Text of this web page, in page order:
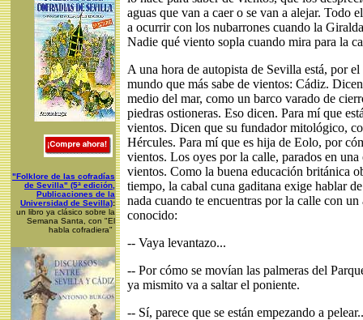
"Folklore de las cofradías
de Sevilla" (5ª edición,
Publicaciones de la
Universidad de Sevilla):
un libro ya clásico sobre la
Semana Santa, con "El
habla cofradiera"
aguas que van a caer o se van a alejar. Todo
a ocurrir con los nubarrones cuando la
Nadie qué viento sopla cuando mira para la
A una hora de autopista de Sevilla está, por
mundo que más sabe de vientos: Cádiz.
medio del mar, como un barco varado de
piedras ostioneras. Eso dicen. Para mí que
vientos. Dicen que su fundador mitológico,
Hércules. Para mí que es hija de Eolo, por
vientos. Los oyes por la calle, parados en una
vientos. Como la buena educación británica
tiempo, la cabal cuna gaditana exige hablar
nada cuando te encuentras por la calle con
conocido:
-- Vaya levantazo...
-- Por cómo se movían las palmeras del
ya mismito va a saltar el poniente.
-- Sí, parece que se están empezando a